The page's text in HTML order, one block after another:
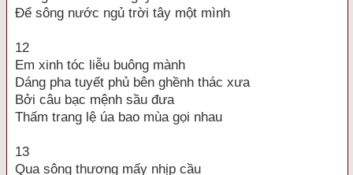
Để sông nước ngủ trời tây một mình
12
Em xinh tóc liễu buông mành
Dáng pha tuyết phủ bên ghềnh thác xưa
Bởi câu bạc mệnh sầu đưa
Thấm trang lệ úa bao mùa gọi nhau
13
Qua sông thương mấy nhịp cầu